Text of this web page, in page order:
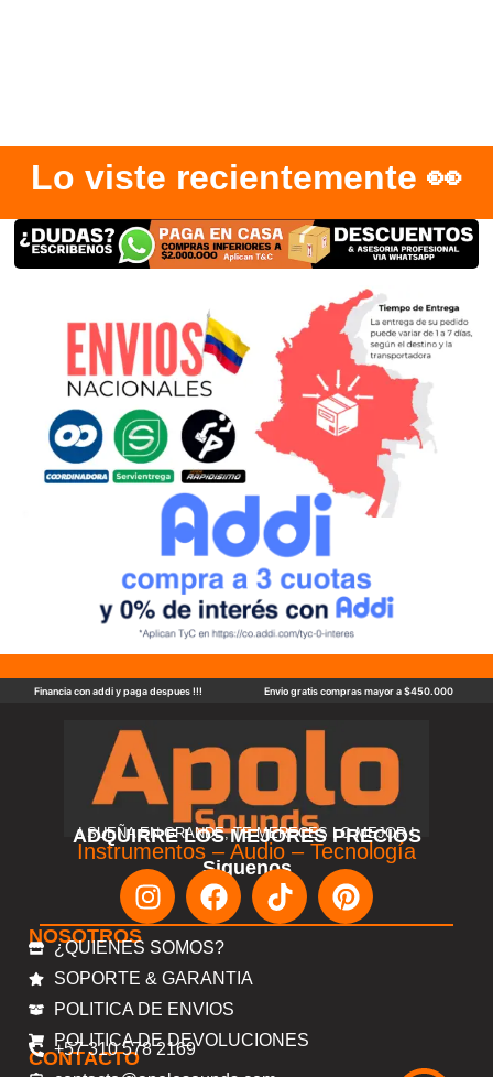
Lo viste recientemente 👀
Financia con addi y paga despues !!! Envio gratis compras mayor a $450.000
ADQUIRRE LOS MEJORES PRECIOS
! SUEÑA EN GRANDE, TE MERECES LO MEJOR !
Instrumentos – Audio – Tecnología
Siguenos
NOSOTROS
¿QUIENES SOMOS?
SOPORTE & GARANTIA
POLITICA DE ENVIOS
POLITICA DE DEVOLUCIONES
CONTACTO
+57 310 578 2169